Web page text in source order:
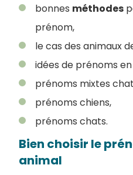
bonnes méthodes
prénom,
le cas des animaux
idées de prénoms en
prénoms mixtes
prénoms chiens,
prénoms chats.
Bien choisir le
animal